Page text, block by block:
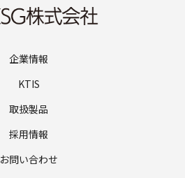
企業情報
KTIS
取扱製品
採用情報
お問い合わせ